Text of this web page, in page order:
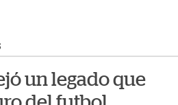
un legado que